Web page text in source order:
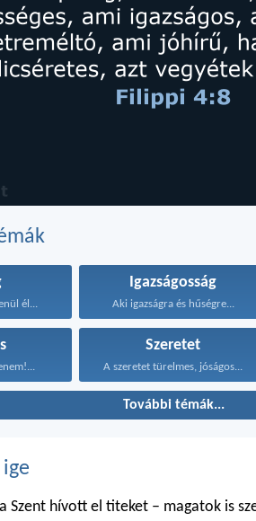
él...
Igazságosság
Aki igazságra és hűségre...
Szeretet
A szeretet türelmes, jóságos...
További témák...
Szent hívott el titeket – magatok is